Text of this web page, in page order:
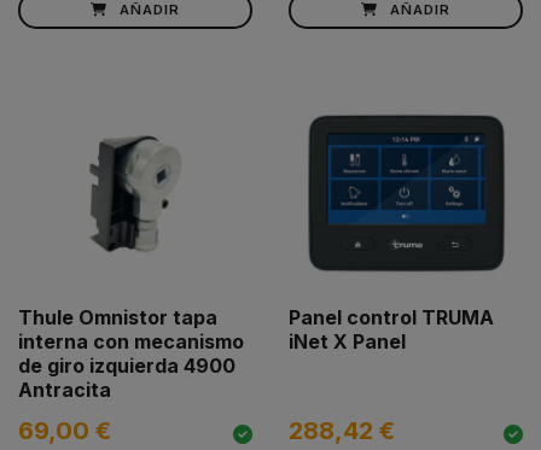
AÑADIR AÑADIR
Thule Omnistor tapa
interna con mecanismo
de giro izquierda 4900
Antracita
69,00 €
Panel control TRUMA
iNet X Panel
288,42 €